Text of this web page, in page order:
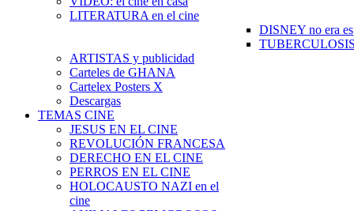
LITERATURA en el cine
DISNEY no era
ARTISTAS y publicidad
Carteles de GHANA
Cartelex Posters X
Descargas
TEMAS CINE
JESUS EN EL CINE
REVOLUCIÓN FRANCESA
DERECHO EN EL CINE
PERROS EN EL CINE
HOLOCAUSTO NAZI en el
cine